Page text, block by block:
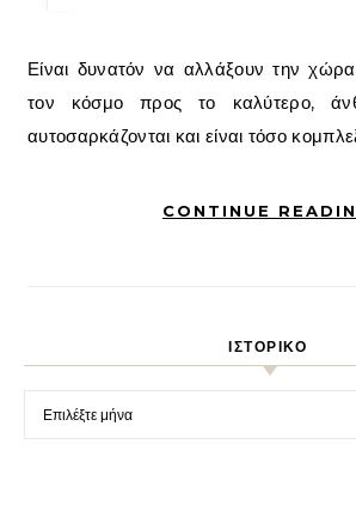
Είναι δυνατόν να αλλάξουν την χώρα, την Ευρώπη και
τον κόσμο προς το καλύτερο,
αυτοσαρκάζονται και είναι τόσο
CONTINUE
ΙΣΤΟΡΙΚΌ
Ιστορικό